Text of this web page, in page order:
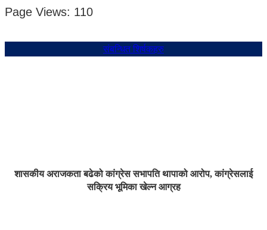
Page Views: 110
संबन्धित शिर्षकहरु
शासकीय अराजकता बढेको कांग्रेस सभापति थापाको आरोप, कांग्रेसलाई
सक्रिय भूमिका खेल्न आग्रह